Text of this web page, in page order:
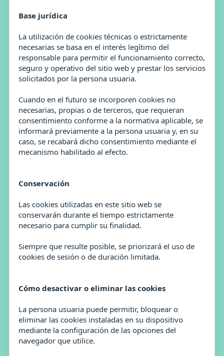
Base jurídica
La utilización de cookies técnicas o estrictamente
necesarias se basa en el interés legítimo del
responsable para permitir el funcionamiento correcto,
seguro y operativo del sitio web y prestar los servicios
solicitados por la persona usuaria.
Cuando en el futuro se incorporen cookies no
necesarias, propias o de terceros, que requieran
consentimiento conforme a la normativa aplicable, se
informará previamente a la persona usuaria y, en su
caso, se recabará dicho consentimiento mediante el
mecanismo habilitado al efecto.
Conservación
Las cookies utilizadas en este sitio web se
conservarán durante el tiempo estrictamente
necesario para cumplir su finalidad.
Siempre que resulte posible, se priorizará el uso de
cookies de sesión o de duración limitada.
Cómo desactivar o eliminar las cookies
La persona usuaria puede permitir, bloquear o
eliminar las cookies instaladas en su dispositivo
mediante la configuración de las opciones del
navegador que utilice.